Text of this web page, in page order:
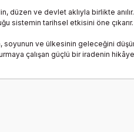
düzen ve devlet aklıyla birlikte
sistemin tarihsel etkisini öne
ve ülkesinin geleceğini
çalışan güçlü bir iradenin